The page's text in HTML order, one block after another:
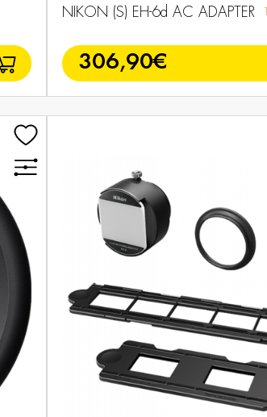
NIKON (S) EH-6d AC ADAPTER
306,90€